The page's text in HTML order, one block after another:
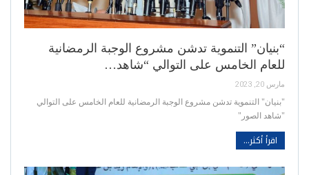
“بنيان” التنموية تدشن مشروع الوجبة الرمضانية
للعام الخامس على التوالي “شاهد…
مارس 20, 2023
"بنيان" التنموية تدشن مشروع الوجبة الرمضانية للعام الخامس على التوالي
"شاهد الصور"
اقرأ أكثر...